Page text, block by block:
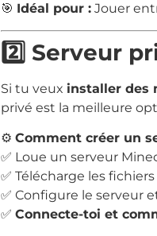
🎯 Idéal pour : Jouer
2️⃣ Serveur
Si tu veux installer des
privé est la meilleure
⚙️ Comment créer un
✅ Loue un serveur
✅ Télécharge les
✅ Configure le serveur
✅ Connecte-toi et